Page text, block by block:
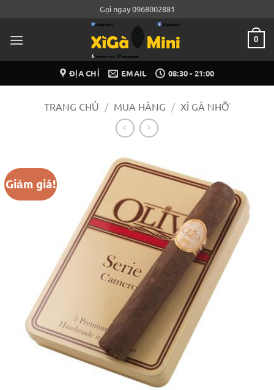
nội
Gọi ngay 0968002881
0
ĐỊA CHỈ EMAIL 08:30 - 21:00
TRANG CHỦ / MUA HÀNG / XÌ GÀ NHỠ
Giảm giá!